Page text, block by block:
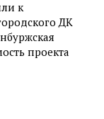
к
ДК
проекта